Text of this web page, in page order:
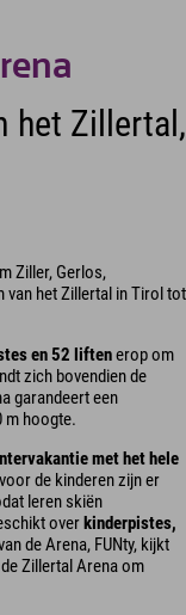
het Zillertal,
Ziller, Gerlos,
van het Zillertal in Tirol tot
en 52 liftenerop om
zich bovendien de
garandeert een
m hoogte.
met het hele
de kinderen zijn er
leren skiën
overkinderpistes,
de Arena, FUNty, kijkt
Zillertal Arena om